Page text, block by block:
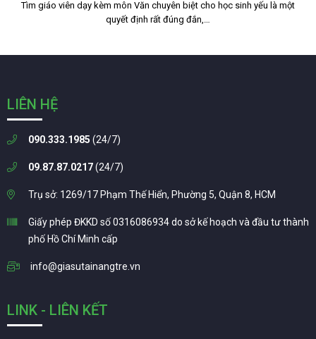
Tìm giáo viên dạy kèm môn Văn chuyên biệt cho học sinh yếu là một
quyết định rất đúng đắn,…
LIÊN HỆ
090.333.1985 (24/7)
09.87.87.0217(24/7)
Trụ sở: 1269/17 Phạm Thế Hiển, Phường 5, Quận 8, HCM
Giấy phép ĐKKD số 0316086934 do sở kế hoạch và đầu tư thành
phố Hồ Chí Minh cấp
info@giasutainangtre.vn
LINK - LIÊN KẾT